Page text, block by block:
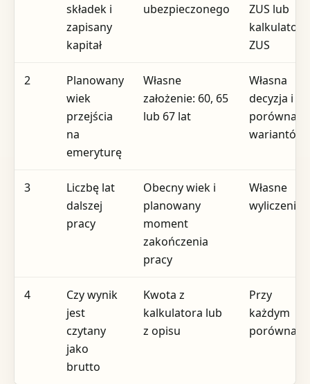
składek i
zapisany
kapitał
ubezpieczonego
ZUS lub
kalkulator
ZUS
2
Planowany
wiek
przejścia
na
emeryturę
Własne
założenie: 60, 65
lub 67 lat
Własna
decyzja i
wariantów
3
Liczbę lat
dalszej
pracy
Obecny wiek i
planowany
moment
zakończenia
pracy
Własne
wyliczenie
4
Czy wynik
jest
czytany
jako
brutto
Kwota z
kalkulatora lub
z opisu
Przy
każdym